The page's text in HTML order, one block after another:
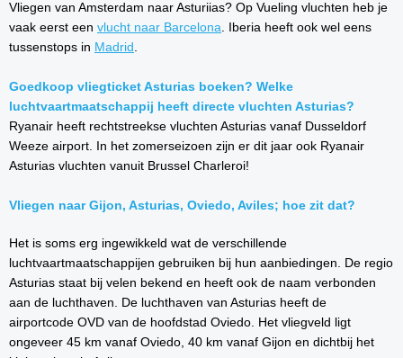
Vliegen van Amsterdam naar Asturiias? Op Vueling vluchten heb je
vaak eerst een vlucht naar Barcelona. Iberia heeft ook wel eens
tussenstops in Madrid.
Goedkoop vliegticket Asturias boeken? Welke
luchtvaartmaatschappij heeft directe vluchten Asturias?
Ryanair heeft rechtstreekse vluchten Asturias vanaf Dusseldorf
Weeze airport. In het zomerseizoen zijn er dit jaar ook Ryanair
Asturias vluchten vanuit Brussel Charleroi!
Vliegen naar Gijon, Asturias, Oviedo, Aviles; hoe zit dat?
Het is soms erg ingewikkeld wat de verschillende
luchtvaartmaatschappijen gebruiken bij hun aanbiedingen. De regio
Asturias staat bij velen bekend en heeft ook de naam verbonden
aan de luchthaven. De luchthaven van Asturias heeft de
airportcode OVD van de hoofdstad Oviedo. Het vliegveld ligt
ongeveer 45 km vanaf Oviedo, 40 km vanaf Gijon en dichtbij het